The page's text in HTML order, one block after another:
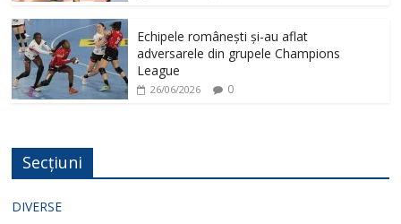
Echipele românești și-au aflat
adversarele din grupele Champions
League
26/06/2026 0
Secțiuni
DIVERSE